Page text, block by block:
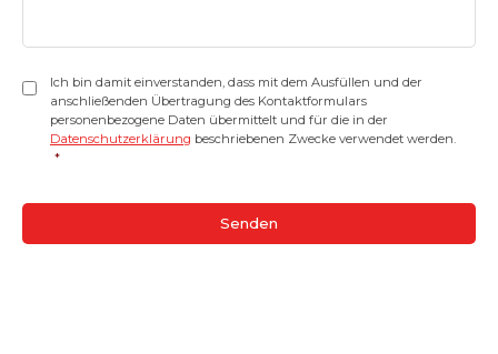
Einwilligung *
Ich bin damit einverstanden, dass mit dem Ausfüllen und der
anschließenden Übertragung des Kontaktformulars
personenbezogene Daten übermittelt und für die in der
Datenschutzerklärung beschriebenen Zwecke verwendet werden.
*